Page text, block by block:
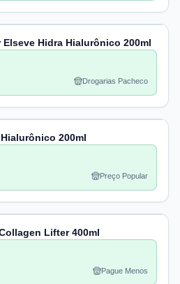
Hidra Hialurônico 200ml
Drogarias Pacheco
200ml
Preço Popular
Lifter 400ml
Pague Menos